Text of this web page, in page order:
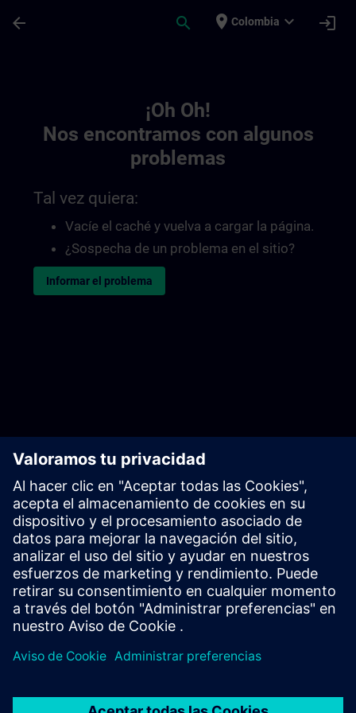
arrow_back search place Colombia expand_more login
¡Oh Oh!
Nos encontramos con algunos
problemas
Tal vez quiera:
Vacíe el caché y vuelva a cargar la página.
¿Sospecha de un problema en el sitio?
Informar el problema